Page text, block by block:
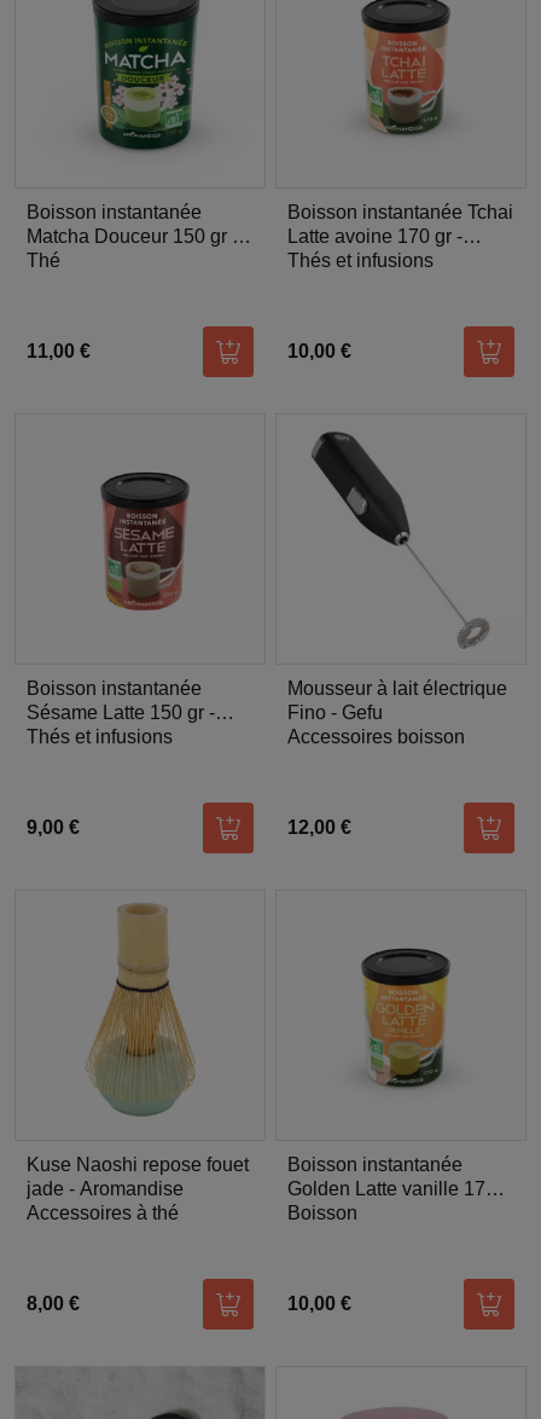
Boisson instantanée
Matcha Douceur 150 gr -
Aromandise
Thé
11,00 € Ajouter au panier
Boisson instantanée Tchai
Latte avoine 170 gr -
Aromandise
Thés et infusions
10,00 €
Boisson instantanée
Sésame Latte 150 gr -
Aromandise
Thés et infusions
9,00 € Ajouter au panier
Mousseur à lait électrique
Fino - Gefu
Accessoires boisson
12,00 €
Kuse Naoshi repose fouet
jade - Aromandise
Accessoires à thé
8,00 € Ajouter au panier
Boisson instantanée
Golden Latte vanille 170
gr - Aromandise
Boisson
10,00 €